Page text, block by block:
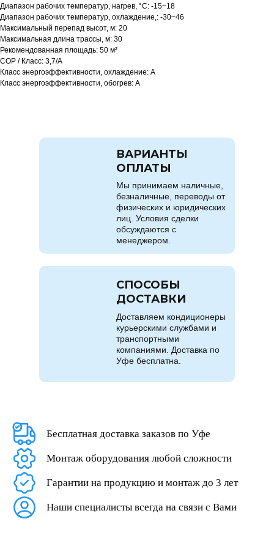
Диапазон рабочих температур, нагрев, °C: -15~18
Диапазон рабочих температур, охлаждение,: -30~46
Максимальный перепад высот, м: 20
Максимальная длина трассы, м: 30
Рекомендованная площадь: 50 м²
COP / Класс: 3,7/A
Класс энергоэффективности, охлаждение: A
Класс энергоэффективности, обогрев: A
Мы принимаем наличные,
безналичные, переводы от
физических и юридических
лиц. Условия сделки
обсуждаются с
менеджером.
ВАРИАНТЫ
ОПЛАТЫ
Доставляем кондиционеры
курьерскими службами и
транспортными
компаниями. Доставка по
Уфе бесплатна.
СПОСОБЫ
ДОСТАВКИ
Бесплатная доставка заказов по Уфе
Монтаж оборудования любой сложности
Гарантии на продукцию и монтаж до 3 лет
Наши специалисты всегда на связи с Вами